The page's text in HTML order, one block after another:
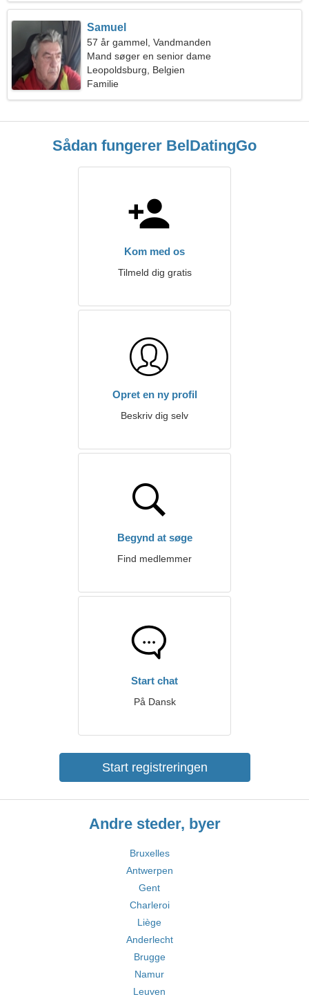
Samuel
57 år gammel, Vandmanden
Mand søger en senior dame
Leopoldsburg, Belgien
Familie
Sådan fungerer BelDatingGo
Kom med os
Tilmeld dig gratis
Opret en ny profil
Beskriv dig selv
Begynd at søge
Find medlemmer
Start chat
På Dansk
Start registreringen
Andre steder, byer
Bruxelles
Antwerpen
Gent
Charleroi
Liège
Anderlecht
Brugge
Namur
Leuven